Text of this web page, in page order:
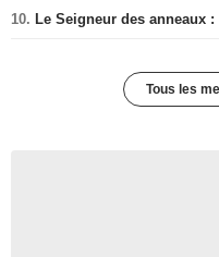
10. Le Seigneur des anneaux
Tous les